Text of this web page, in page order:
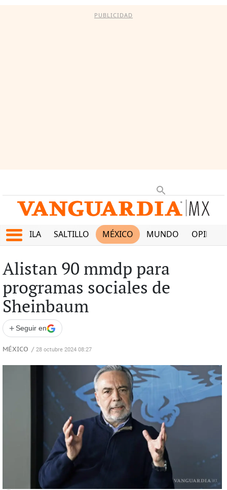
PUBLICIDAD
COAHUILA SALTILLO MÉXICO MUNDO OPINIÓN
Alistan 90 mmdp para
programas sociales de
Sheinbaum
+ Seguir en
MÉXICO / 28 octubre 2024 08:27